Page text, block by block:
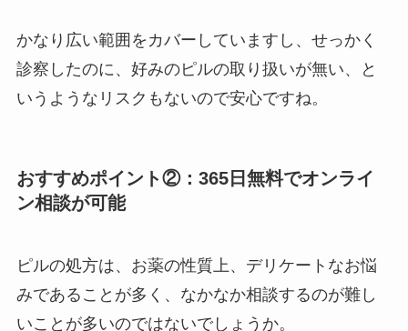
かなり広い範囲をカバーしていますし、せっかく
診察したのに、好みのピルの取り扱いが無い、と
いうようなリスクもないので安心ですね。
おすすめポイント②：365日無料でオンライ
ン相談が可能
ピルの処方は、お薬の性質上、デリケートなお悩
みであることが多く、なかなか相談するのが難し
いことが多いのではないでしょうか。